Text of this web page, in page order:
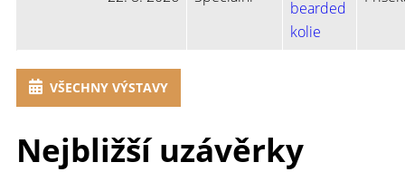
bearded
kolie
VŠECHNY VÝSTAVY
Nejbližší uzávěrky